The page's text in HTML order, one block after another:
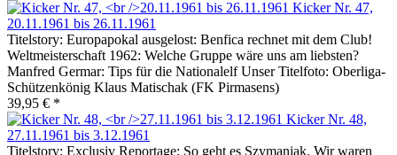
Kicker Nr. 47,
20.11.1961 bis 26.11.1961
Titelstory: Europapokal ausgelost: Benfica rechnet mit dem Club!
Weltmeisterschaft 1962: Welche Gruppe wäre uns am liebsten?
Manfred Germar: Tips für die Nationalelf Unser Titelfoto: Oberliga-
Schützenkönig Klaus Matischak (FK Pirmasens)
39,95 € *
Kicker Nr. 48,
27.11.1961 bis 3.12.1961
Titelstory: Exclusiv Reportage: So geht es Szymaniak. Wir waren